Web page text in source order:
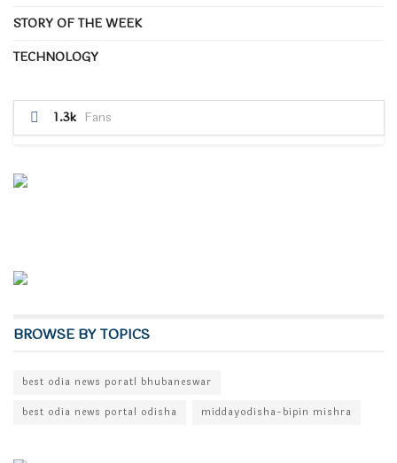
STORY OF THE WEEK
TECHNOLOGY
1.3k Fans
BROWSE BY TOPICS
best odia news poratl bhubaneswar
best odia news portal odisha
middayodisha-bipin mishra